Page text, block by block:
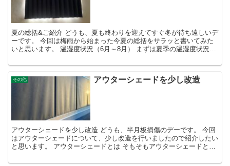
夏の総括&ご紹介 どうも、夏も終わりを迎えてすぐ冬が待ち遠しいデ
ーです。 今回は梅雨から始まった今夏の総括をサラッと書いてみた
いと思います。 温湿度状況（6月～8月） まずは夏季の温湿度状況
その他 アウターシェードを少し改造
アウターシェードを少し改造 どうも、半月板損傷のデーです。 今回
はアウターシェードについて、少し改造を行いましたので紹介したい
と思います。 アウターシェードとは そもそもアウターシェードと